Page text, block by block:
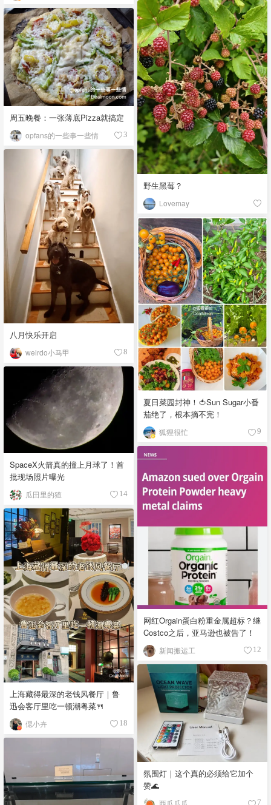
野生黑莓？
Lovemay
周五晚餐：一张薄底Pizza就搞定
opfans的一些事一些情 3
八月快乐开启
weirdo小马甲 8
夏日菜园封神！🍅Sun Sugar小番
茄绝了，根本摘不完！
狐狸很忙 9
SpaceX火箭真的撞上月球了！首
批现场照片曝光
瓜田里的猹 14
网红Orgain蛋白粉重金属超标？继
Costco之后，亚马逊也被告了！
新闻搬运工 12
上海藏得最深的老钱风餐厅｜鲁
迅会客厅里吃一顿潮粤菜🍴
偲小卉 18
氛围灯｜这个真的必须给它加个
赞🌊
7